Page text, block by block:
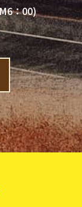
：00)